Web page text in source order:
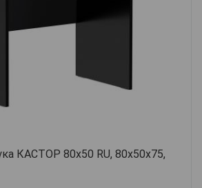
КАСТОР 80х50 RU, 80х50х75,